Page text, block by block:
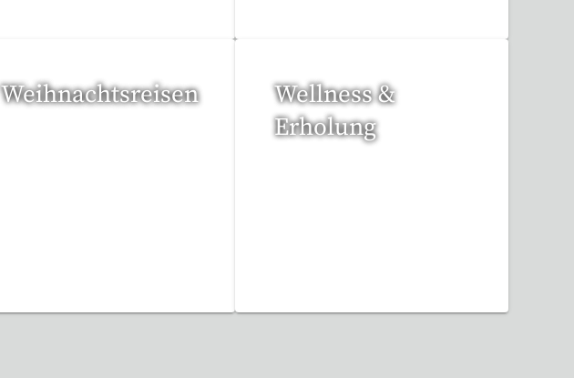
Weihnachtsreisen
Wellness &
Erholung